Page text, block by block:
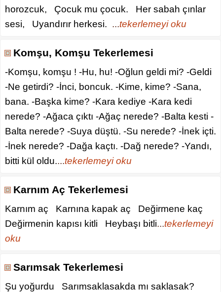
horozcuk, Çocuk mu çocuk. Her sabah çınlar
sesi, Uyandırır herkesi. ...tekerlemeyi oku
Komşu, Komşu Tekerlemesi
-Komşu, komşu ! -Hu, hu! -Oğlun geldi mi? -Geldi
-Ne getirdi? -İnci, boncuk. -Kime, kime? -Sana,
bana. -Başka kime? -Kara kediye -Kara kedi
nerede? -Ağaca çıktı -Ağaç nerede? -Balta kesti -
Balta nerede? -Suya düştü. -Su nerede? -İnek içti.
-İnek nerede? -Dağa kaçtı. -Dağ nerede? -Yandı,
bitti kül oldu....tekerlemeyi oku
Karnım Aç Tekerlemesi
Karnım aç Karnına kapak aç Değirmene kaç
Değirmenin kapısı kitli Heybaşı bitli...tekerlemeyi
oku
Sarımsak Tekerlemesi
Şu yoğurdu Sarımsaklasakda mı saklasak?